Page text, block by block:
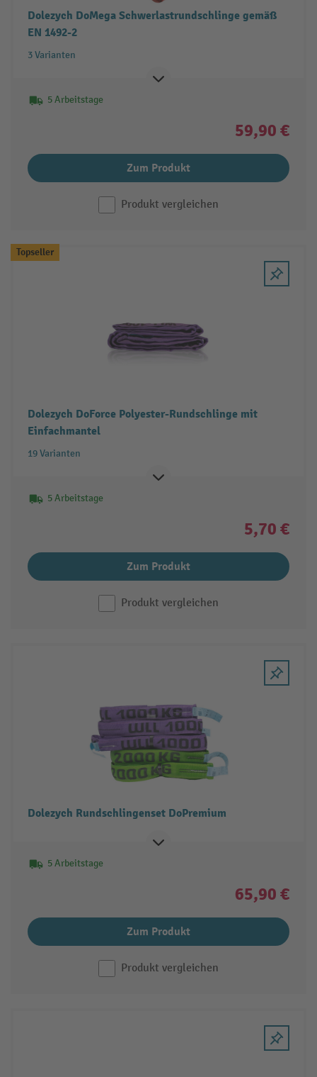
Dolezych DoMega Schwerlastrundschlinge gemäß
EN 1492-2
3 Varianten
5 Arbeitstage
59,90 €
Zum Produkt
Produkt vergleichen
Topseller
Dolezych DoForce Polyester-Rundschlinge mit
Einfachmantel
19 Varianten
5 Arbeitstage
5,70 €
Zum Produkt
Produkt vergleichen
Dolezych Rundschlingenset DoPremium
5 Arbeitstage
65,90 €
Zum Produkt
Produkt vergleichen